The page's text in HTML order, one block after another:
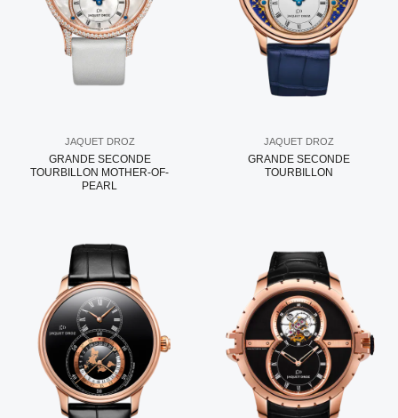
JAQUET DROZ
GRANDE SECONDE
TOURBILLON MOTHER-OF-
PEARL
JAQUET DROZ
GRANDE SECONDE
TOURBILLON